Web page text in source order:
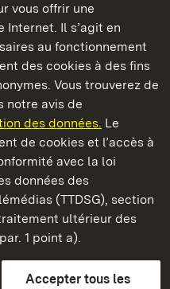
vous offrir une
Il s’agit en
au fonctionnement
des cookies à des fins
Vous trouverez de
notre avis de
des données. Le
de cookies et l’accès à
avec la loi
données des
(TTDSG), section
ultérieur des
1 point a).
Accepter tous les
Bade-Wurtemberg
Bade-Wurtemberg
légales